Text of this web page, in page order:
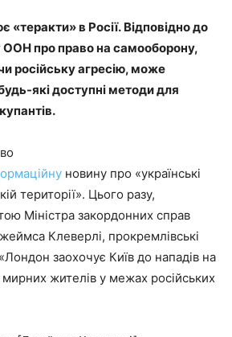
«теракти» в Росії. Відповідно до
ООН про право на самооборону,
російську агресію, може
які доступні методи для
новину про «українські
території». Цього разу,
Міністра закордонних справ
Клеверлі, прокремлівські
заохочує Київ до нападів на
мирних жителів у межах російських